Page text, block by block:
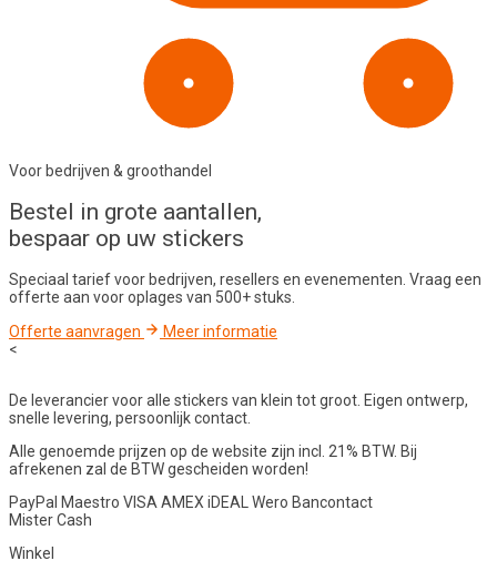
Voor bedrijven & groothandel
Bestel in grote aantallen,
bespaar op uw stickers
Speciaal tarief voor bedrijven, resellers en evenementen. Vraag een
offerte aan voor oplages van 500+ stuks.
Offerte aanvragen
Meer informatie
<
De leverancier voor alle stickers van klein tot groot. Eigen ontwerp,
snelle levering, persoonlijk contact.
Alle genoemde prijzen op de website zijn incl. 21% BTW. Bij
afrekenen zal de BTW gescheiden worden!
PayPal Maestro VISAAMEXiDEALWero Bancontact
Mister Cash
Winkel